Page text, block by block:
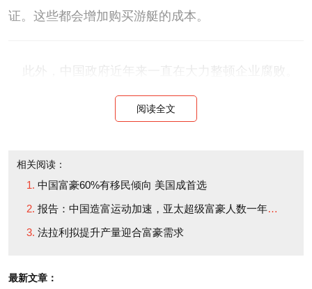
证。这些都会增加购买游艇的成本。
此外，中国政府近年来一直在大力整顿企业腐败。
一些富豪担心乘坐游艇出行或是请客户或官员出海享
乐，可能会将他们暴露在调查人员的视野中。
另外还有地理问题。对于欧洲人来说，游艇的另一
个吸引力就是可以坐着它逛逛地中海的小岛。但在中
国，类似于南沙码头和一洋国际游艇俱乐部这样的游
艇码头寥寥无几。此外，中国仍然缺少某些支持超级
中海那样美丽的海岸线。
阅读全文
相关阅读：
中国富豪60%有移民倾向 美国成首选
报告：中国造富运动加速，亚太超级富豪人数一年后超美国
法拉利拟提升产量迎合富豪需求
最新文章：